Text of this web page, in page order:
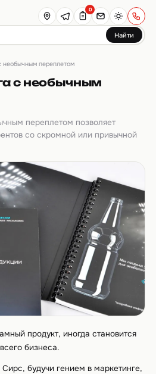
Найти
0
необычным переплетом
с необычным
переплетом позволяет
со скромной или привычной
продукт, иногда становится
бизнеса.
будучи гением в маркетинге,